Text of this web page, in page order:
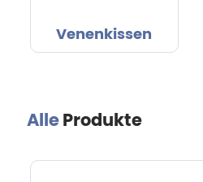
Venenkissen
Alle Produkte